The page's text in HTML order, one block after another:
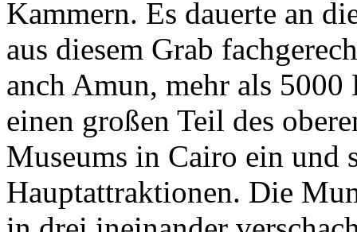
Kammern. Es dauerte an
aus diesem Grab
anch Amun, mehr als 5000
einen großen Teil des
Museums in Cairo ein und
Hauptattraktionen. Die